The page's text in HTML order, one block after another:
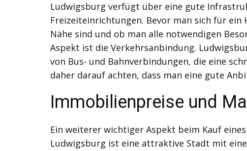
Ludwigsburg verfügt über eine gute
Freizeiteinrichtungen. Bevor man sich für
Nähe sind und ob man alle notwendigen
Aspekt ist die Verkehrsanbindung.
von Bus- und Bahnverbindungen, die eine
daher darauf achten, dass man eine gute
Immobilienpreise und
Ein weiterer wichtiger Aspekt beim Kauf
Ludwigsburg ist eine attraktive Stadt mit